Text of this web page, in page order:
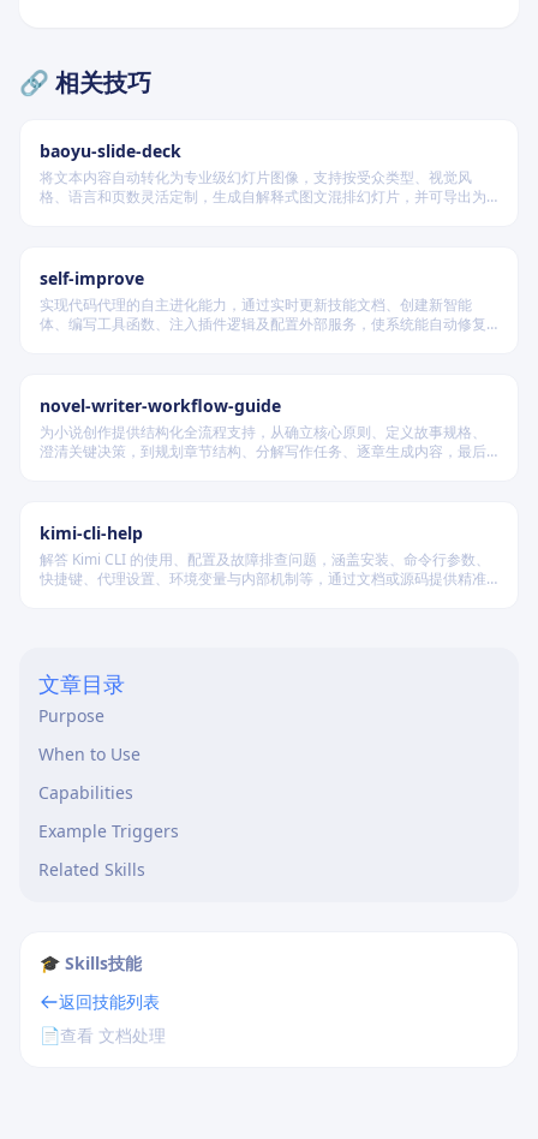
🔗 相关技巧
baoyu-slide-deck
将文本内容自动转化为专业级幻灯片图像，支持按受众类型、视觉风
格、语言和页数灵活定制，生成自解释式图文混排幻灯片，并可导出为
self-improve
实现代码代理的自主进化能力，通过实时更新技能文档、创建新智能
体、编写工具函数、注入插件逻辑及配置外部服务，使系统能自动修复
novel-writer-workflow-guide
为小说创作提供结构化全流程支持，从确立核心原则、定义故事规格、
澄清关键决策，到规划章节结构、分解写作任务、逐章生成内容，最后
kimi-cli-help
解答 Kimi CLI 的使用、配置及故障排查问题，涵盖安装、命令行参数、
快捷键、代理设置、环境变量与内部机制等，通过文档或源码提供精准
文章目录
Purpose
When to Use
Capabilities
Example Triggers
Related Skills
🎓 Skills技能
返回技能列表
📄查看 文档处理